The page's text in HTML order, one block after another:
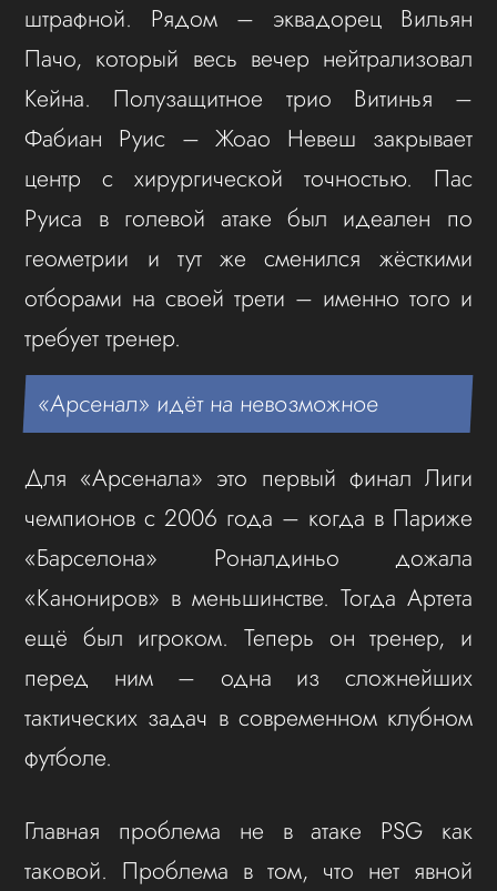
штрафной. Рядом – эквадорец Вильян
Пачо, который весь вечер нейтрализовал
Кейна. Полузащитное трио Витинья –
Фабиан Руис – Жоао Невеш закрывает
центр с хирургической точностью. Пас
Руиса в голевой атаке был идеален по
геометрии и тут же сменился жёсткими
отборами на своей трети – именно того и
требует тренер.
«Арсенал» идёт на невозможное
Для «Арсенала» это первый финал Лиги
чемпионов с 2006 года – когда в Париже
«Барселона» Роналдиньо дожала
«Канониров» в меньшинстве. Тогда Артета
ещё был игроком. Теперь он тренер, и
перед ним – одна из сложнейших
тактических задач в современном клубном
футболе.
Главная проблема не в атаке PSG как
таковой. Проблема в том, что нет явной